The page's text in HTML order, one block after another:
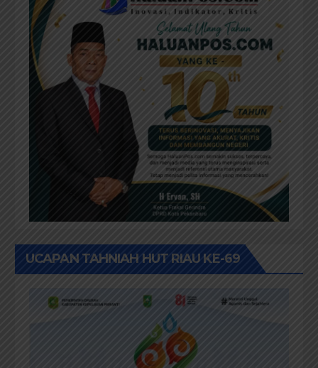
UCAPAN TAHNIAH HUT RIAU KE-69